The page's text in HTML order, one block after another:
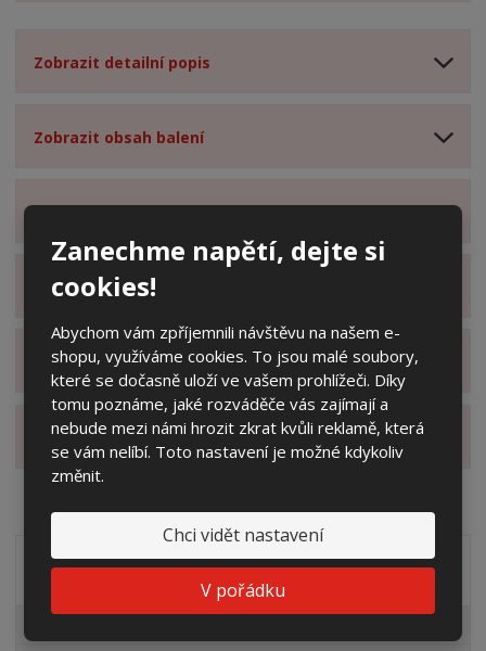
Zanechme napětí, dejte si
cookies!
Abychom vám zpříjemnili návštěvu na našem e-
shopu, využíváme cookies. To jsou malé soubory,
které se dočasně uloží ve vašem prohlížeči. Díky
tomu poznáme, jaké rozváděče vás zajímají a
nebude mezi námi hrozit zkrat kvůli reklamě, která
se vám nelíbí. Toto nastavení je možné kdykoliv
změnit.
Chci vidět nastavení
V pořádku
Zobrazit detailní popis
Zobrazit obsah balení
Zobrazit specifikační body
Zobrazit technické parametry
Zobrazit hodnocení produktu
Zobrazit alternativní produkty
Akční nabídky